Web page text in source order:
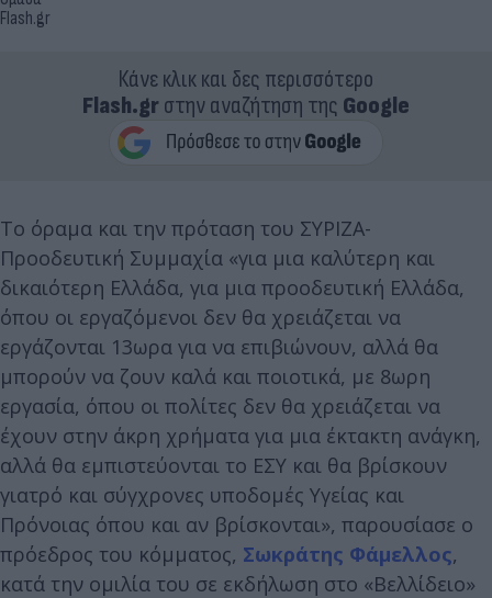
Flash.gr
Κάνε κλικ και δες περισσότερο
Flash.grστην αναζήτηση της Google
To όραμα και την πρόταση του ΣΥΡΙΖΑ-
Προοδευτική Συμμαχία «για μια καλύτερη και
δικαιότερη Ελλάδα, για μια προοδευτική Ελλάδα,
όπου οι εργαζόμενοι δεν θα χρειάζεται να
εργάζονται 13ωρα για να επιβιώνουν, αλλά θα
μπορούν να ζουν καλά και ποιοτικά, με 8ωρη
εργασία, όπου οι πολίτες δεν θα χρειάζεται να
έχουν στην άκρη χρήματα για μια έκτακτη ανάγκη,
αλλά θα εμπιστεύονται το ΕΣΥ και θα βρίσκουν
γιατρό και σύγχρονες υποδομές Υγείας και
Πρόνοιας όπου και αν βρίσκονται», παρουσίασε ο
πρόεδρος του κόμματος, Σωκράτης Φάμελλος,
κατά την ομιλία του σε εκδήλωση στο «Βελλίδειο»